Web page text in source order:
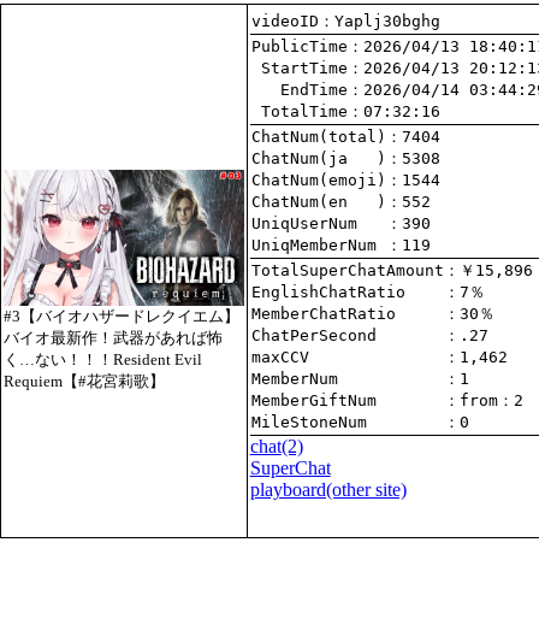
#3【バイオハザードレクイエム】
バイオ最新作！武器があれば怖
く…ない！！！Resident Evil
Requiem【#花宮莉歌】
videoID：Yaplj30bghg
PublicTime
StartTime
   EndTime
TotalTime ：07:32:16
ChatNum(total)
ChatNum(ja   )
ChatNum(emoji)
ChatNum(en   )
UniqUserNum
：390
UniqMemberNum
：119
TotalSuperChatAmount
EnglishChatRatio
MemberChatRatio
ChatPerSecond
maxCCV
：1,462
MemberNum
：1
MemberGiftNum
： from ：2
MileStoneNum
：0
chat(2)
SuperChat
playboard(other site)